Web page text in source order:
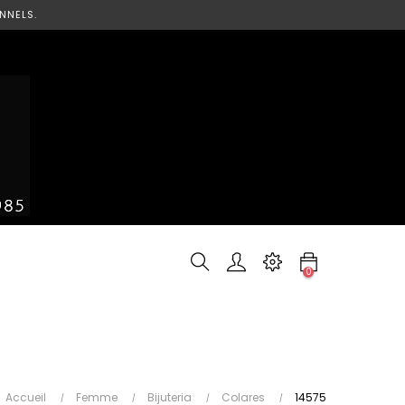
0
Accueil Femme Bijuteria Colares 14575